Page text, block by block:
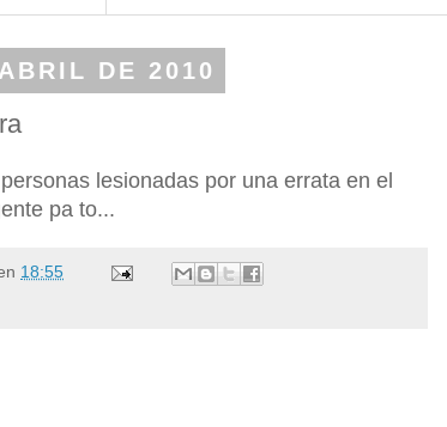
DE 2010
lesionadas por una errata en el
pa to...
18:55